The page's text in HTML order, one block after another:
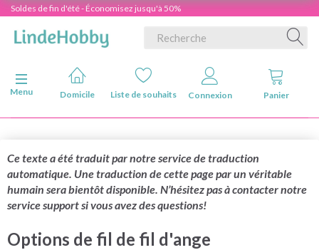
Soldes de fin d'été - Économisez jusqu'à 50%
Basculer la navigation
Menu
Domicile Liste de souhaits Connexion Panier
Ce texte a été traduit par notre service de traduction
automatique. Une traduction de cette page par un véritable
humain sera bientôt disponible. N’hésitez pas à contacter notre
service support si vous avez des questions!
Options de fil de fil d'ange